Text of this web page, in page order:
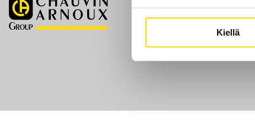
Kiellä
Etusivu